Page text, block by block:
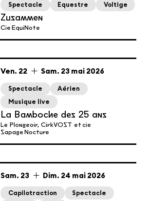
Spectacle Equestre Voltige
Zusammen
Cie EquiNote
du
vendredi
Ven. 22 au
samedi
Sam. 23 mai
mai 2026
Spectacle
Aérien
Musique live
La Bamboche des 25 ans
Le Plongeoir, CirkVOST et cie
Sapage Nocture
du
samedi
Sam. 23 au
dimanche
Dim. 24 mai
mai 2026
Capilotraction
Spectacle